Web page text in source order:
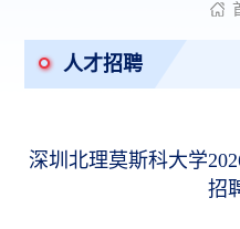
人才招聘
深圳北理莫斯科大学
招